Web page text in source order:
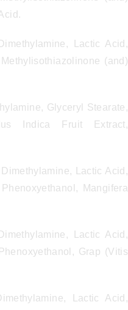
Lactic Acid,
(and)
Glyceryl Stearate,
Indica Fruit Extract,
Lactic Acid,
Mangifera
Lactic Acid,
Grap (Vitis
Lactic Acid,